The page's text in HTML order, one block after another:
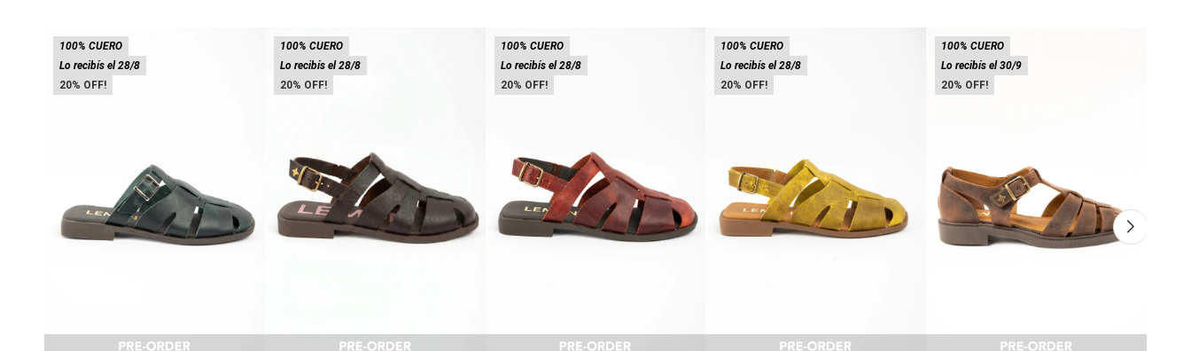
20
100% CUERO
Lo recibís el 28/8
Talle
20
100% CUERO
Lo recibís el 28/8
Talle
20
100% CUERO
Lo recibís el 28/8
Talle
20
100% CUERO
Lo recibís el 28/8
Talle
20
100% CUERO
Lo recibís el 30/9
Talle